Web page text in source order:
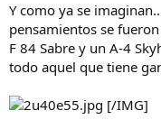
Y como ya se
pensamientos se
F 84 Sabre y un A-4
todo aquel que tiene
[/IMG]